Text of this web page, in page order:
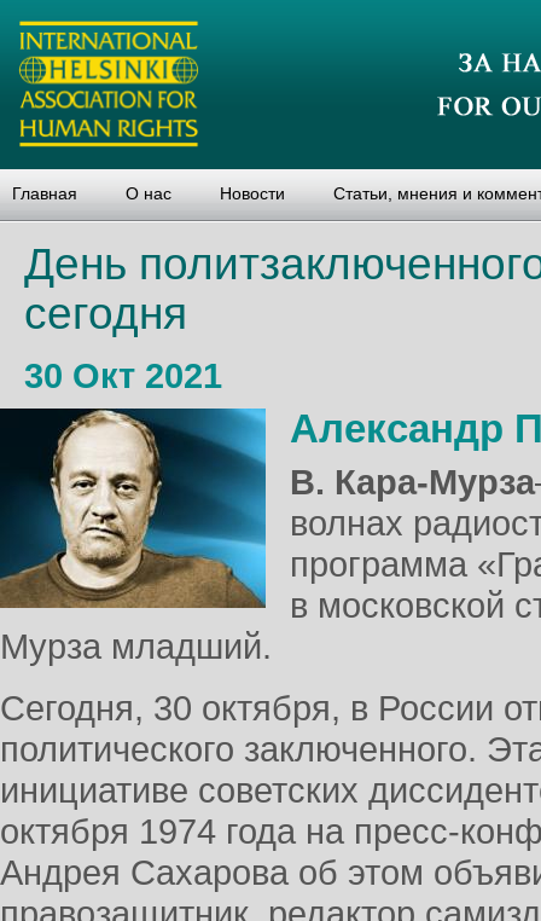
Главная О нас Новости Статьи, мнения и
День
сегодня
30 Окт 2021
Александр
В. Кара-Мурза
волнах
программа
в московской
Мурза младший.
Сегодня, 30 октября, в России
политического заключенного.
инициативе советских
октября 1974 года на пресс-
Андрея Сахарова об этом